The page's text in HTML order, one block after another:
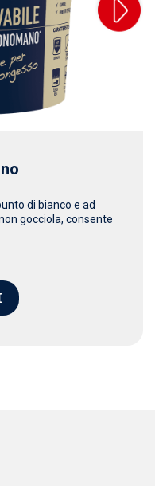
di bianco e ad
gocciola, consente